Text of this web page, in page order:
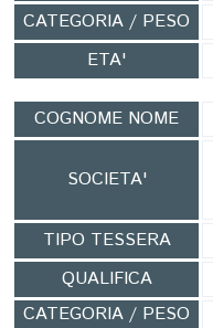
CATEGORIA / PESO
ETA'
COGNOME NOME
SOCIETA'
TIPO TESSERA
QUALIFICA
CATEGORIA / PESO